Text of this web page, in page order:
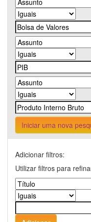
Iniciar uma nova
Adicionar filtros:
Utilizar filtros para